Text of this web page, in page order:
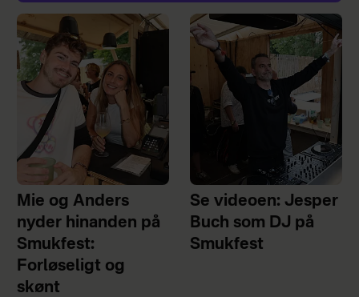
Mie og Anders
nyder hinanden på
Smukfest:
Forløseligt og
skønt
Se videoen: Jesper
Buch som DJ på
Smukfest